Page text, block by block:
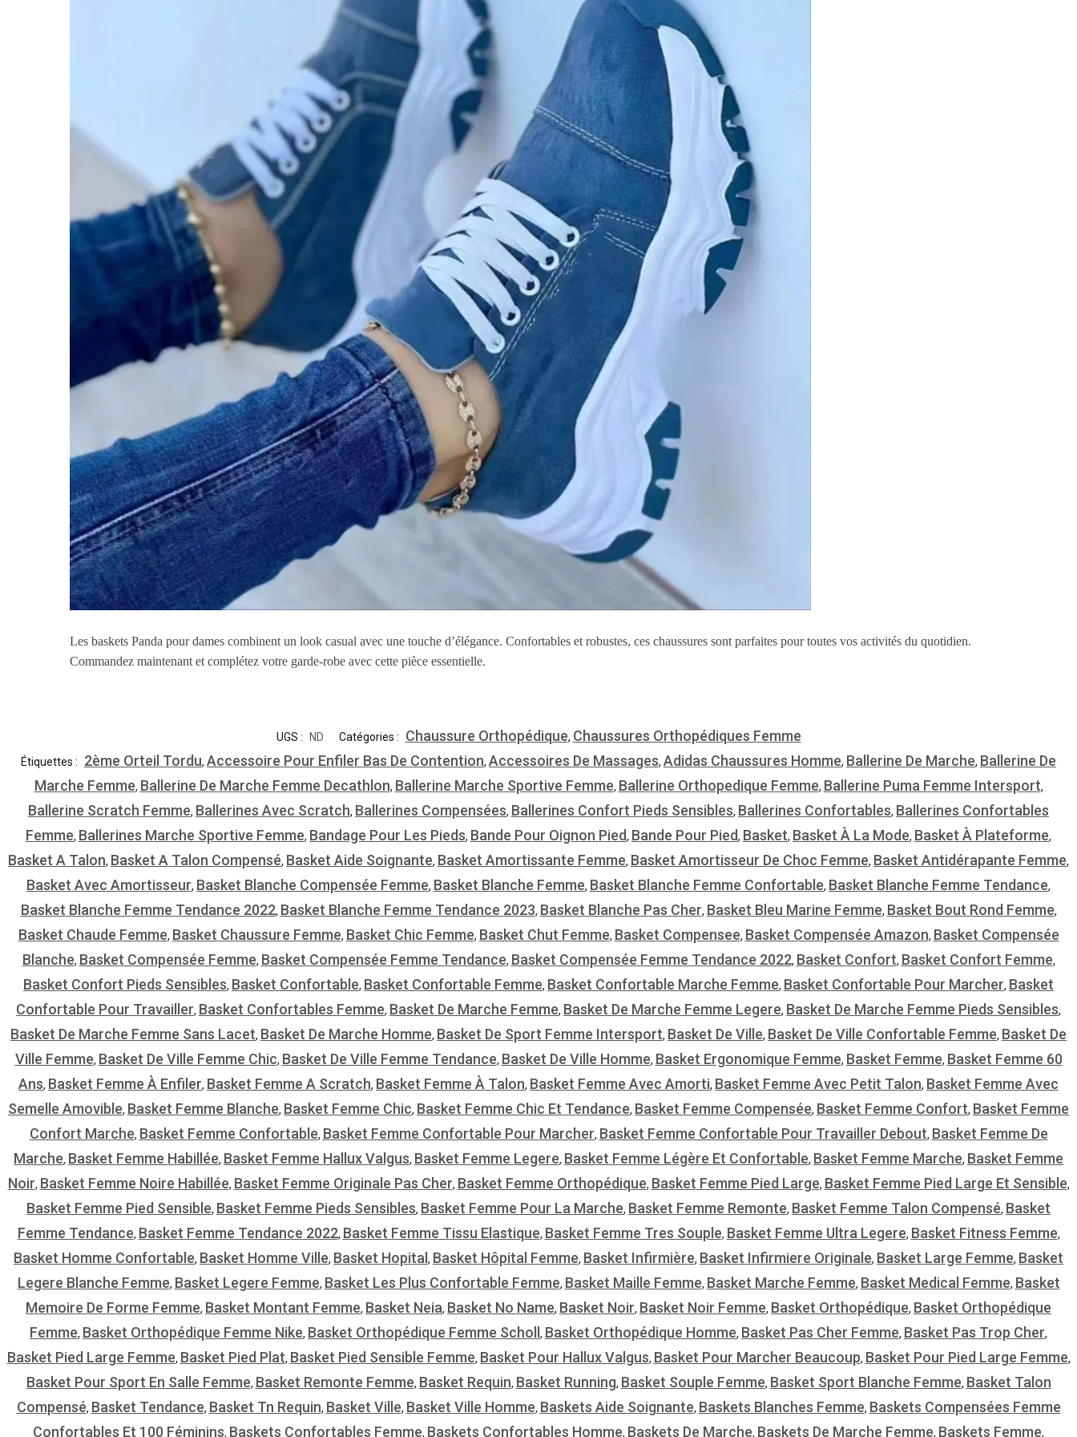
Les baskets Panda pour dames combinent un look casual avec une touche d’élégance. Confortables et robustes, ces chaussures sont parfaites pour toutes vos activités du quotidien.
Commandez maintenant et complétez votre garde-robe avec cette pièce essentielle.
UGS : ND Catégories : Chaussure Orthopédique, Chaussures Orthopédiques Femme
Étiquettes : 2ème Orteil Tordu, Accessoire Pour Enfiler Bas De Contention, Accessoires De Massages, Adidas Chaussures Homme, Ballerine De Marche, Ballerine De
Marche Femme, Ballerine De Marche Femme Decathlon, Ballerine Marche Sportive Femme, Ballerine Orthopedique Femme, Ballerine Puma Femme Intersport,
Ballerine Scratch Femme, Ballerines Avec Scratch, Ballerines Compensées, Ballerines Confort Pieds Sensibles, Ballerines Confortables, Ballerines Confortables
Femme, Ballerines Marche Sportive Femme, Bandage Pour Les Pieds, Bande Pour Oignon Pied, Bande Pour Pied, Basket, Basket À La Mode, Basket À Plateforme,
Basket A Talon, Basket A Talon Compensé, Basket Aide Soignante, Basket Amortissante Femme, Basket Amortisseur De Choc Femme, Basket Antidérapante Femme,
Basket Avec Amortisseur, Basket Blanche Compensée Femme, Basket Blanche Femme, Basket Blanche Femme Confortable, Basket Blanche Femme Tendance,
Basket Blanche Femme Tendance 2022, Basket Blanche Femme Tendance 2023, Basket Blanche Pas Cher, Basket Bleu Marine Femme, Basket Bout Rond Femme,
Basket Chaude Femme, Basket Chaussure Femme, Basket Chic Femme, Basket Chut Femme, Basket Compensee, Basket Compensée Amazon, Basket Compensée
Blanche, Basket Compensée Femme, Basket Compensée Femme Tendance, Basket Compensée Femme Tendance 2022, Basket Confort, Basket Confort Femme,
Basket Confort Pieds Sensibles, Basket Confortable, Basket Confortable Femme, Basket Confortable Marche Femme, Basket Confortable Pour Marcher, Basket
Confortable Pour Travailler, Basket Confortables Femme, Basket De Marche Femme, Basket De Marche Femme Legere, Basket De Marche Femme Pieds Sensibles,
Basket De Marche Femme Sans Lacet, Basket De Marche Homme, Basket De Sport Femme Intersport, Basket De Ville, Basket De Ville Confortable Femme, Basket De
Ville Femme, Basket De Ville Femme Chic, Basket De Ville Femme Tendance, Basket De Ville Homme, Basket Ergonomique Femme, Basket Femme, Basket Femme 60
Ans, Basket Femme À Enfiler, Basket Femme A Scratch, Basket Femme À Talon, Basket Femme Avec Amorti, Basket Femme Avec Petit Talon, Basket Femme Avec
Semelle Amovible, Basket Femme Blanche, Basket Femme Chic, Basket Femme Chic Et Tendance, Basket Femme Compensée, Basket Femme Confort, Basket Femme
Confort Marche, Basket Femme Confortable, Basket Femme Confortable Pour Marcher, Basket Femme Confortable Pour Travailler Debout, Basket Femme De
Marche, Basket Femme Habillée, Basket Femme Hallux Valgus, Basket Femme Legere, Basket Femme Légère Et Confortable, Basket Femme Marche, Basket Femme
Noir, Basket Femme Noire Habillée, Basket Femme Originale Pas Cher, Basket Femme Orthopédique, Basket Femme Pied Large, Basket Femme Pied Large Et Sensible,
Basket Femme Pied Sensible, Basket Femme Pieds Sensibles, Basket Femme Pour La Marche, Basket Femme Remonte, Basket Femme Talon Compensé, Basket
Femme Tendance, Basket Femme Tendance 2022, Basket Femme Tissu Elastique, Basket Femme Tres Souple, Basket Femme Ultra Legere, Basket Fitness Femme,
Basket Homme Confortable, Basket Homme Ville, Basket Hopital , Basket Hôpital Femme, Basket Infirmière, Basket Infirmiere Originale, Basket Large Femme, Basket
Legere Blanche Femme, Basket Legere Femme, Basket Les Plus Confortable Femme, Basket Maille Femme, Basket Marche Femme, Basket Medical Femme, Basket
Memoire De Forme Femme, Basket Montant Femme, Basket Neia, Basket No Name, Basket Noir, Basket Noir Femme, Basket Orthopédique, Basket Orthopédique
Femme, Basket Orthopédique Femme Nike, Basket Orthopédique Femme Scholl , Basket Orthopédique Homme, Basket Pas Cher Femme, Basket Pas Trop Cher,
Basket Pied Large Femme, Basket Pied Plat, Basket Pied Sensible Femme, Basket Pour Hallux Valgus, Basket Pour Marcher Beaucoup, Basket Pour Pied Large Femme,
Basket Pour Sport En Salle Femme, Basket Remonte Femme, Basket Requin, Basket Running, Basket Souple Femme, Basket Sport Blanche Femme, Basket Talon
Compensé, Basket Tendance, Basket Tn Requin, Basket Ville, Basket Ville Homme, Baskets Aide Soignante, Baskets Blanches Femme, Baskets Compensées Femme
Confortables Et 100 Féminins, Baskets Confortables Femme, Baskets Confortables Homme, Baskets De Marche, Baskets De Marche Femme, Baskets Femme,